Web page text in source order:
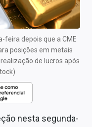
feira depois que a CME
posições em metais
de lucros após
nesta segunda-